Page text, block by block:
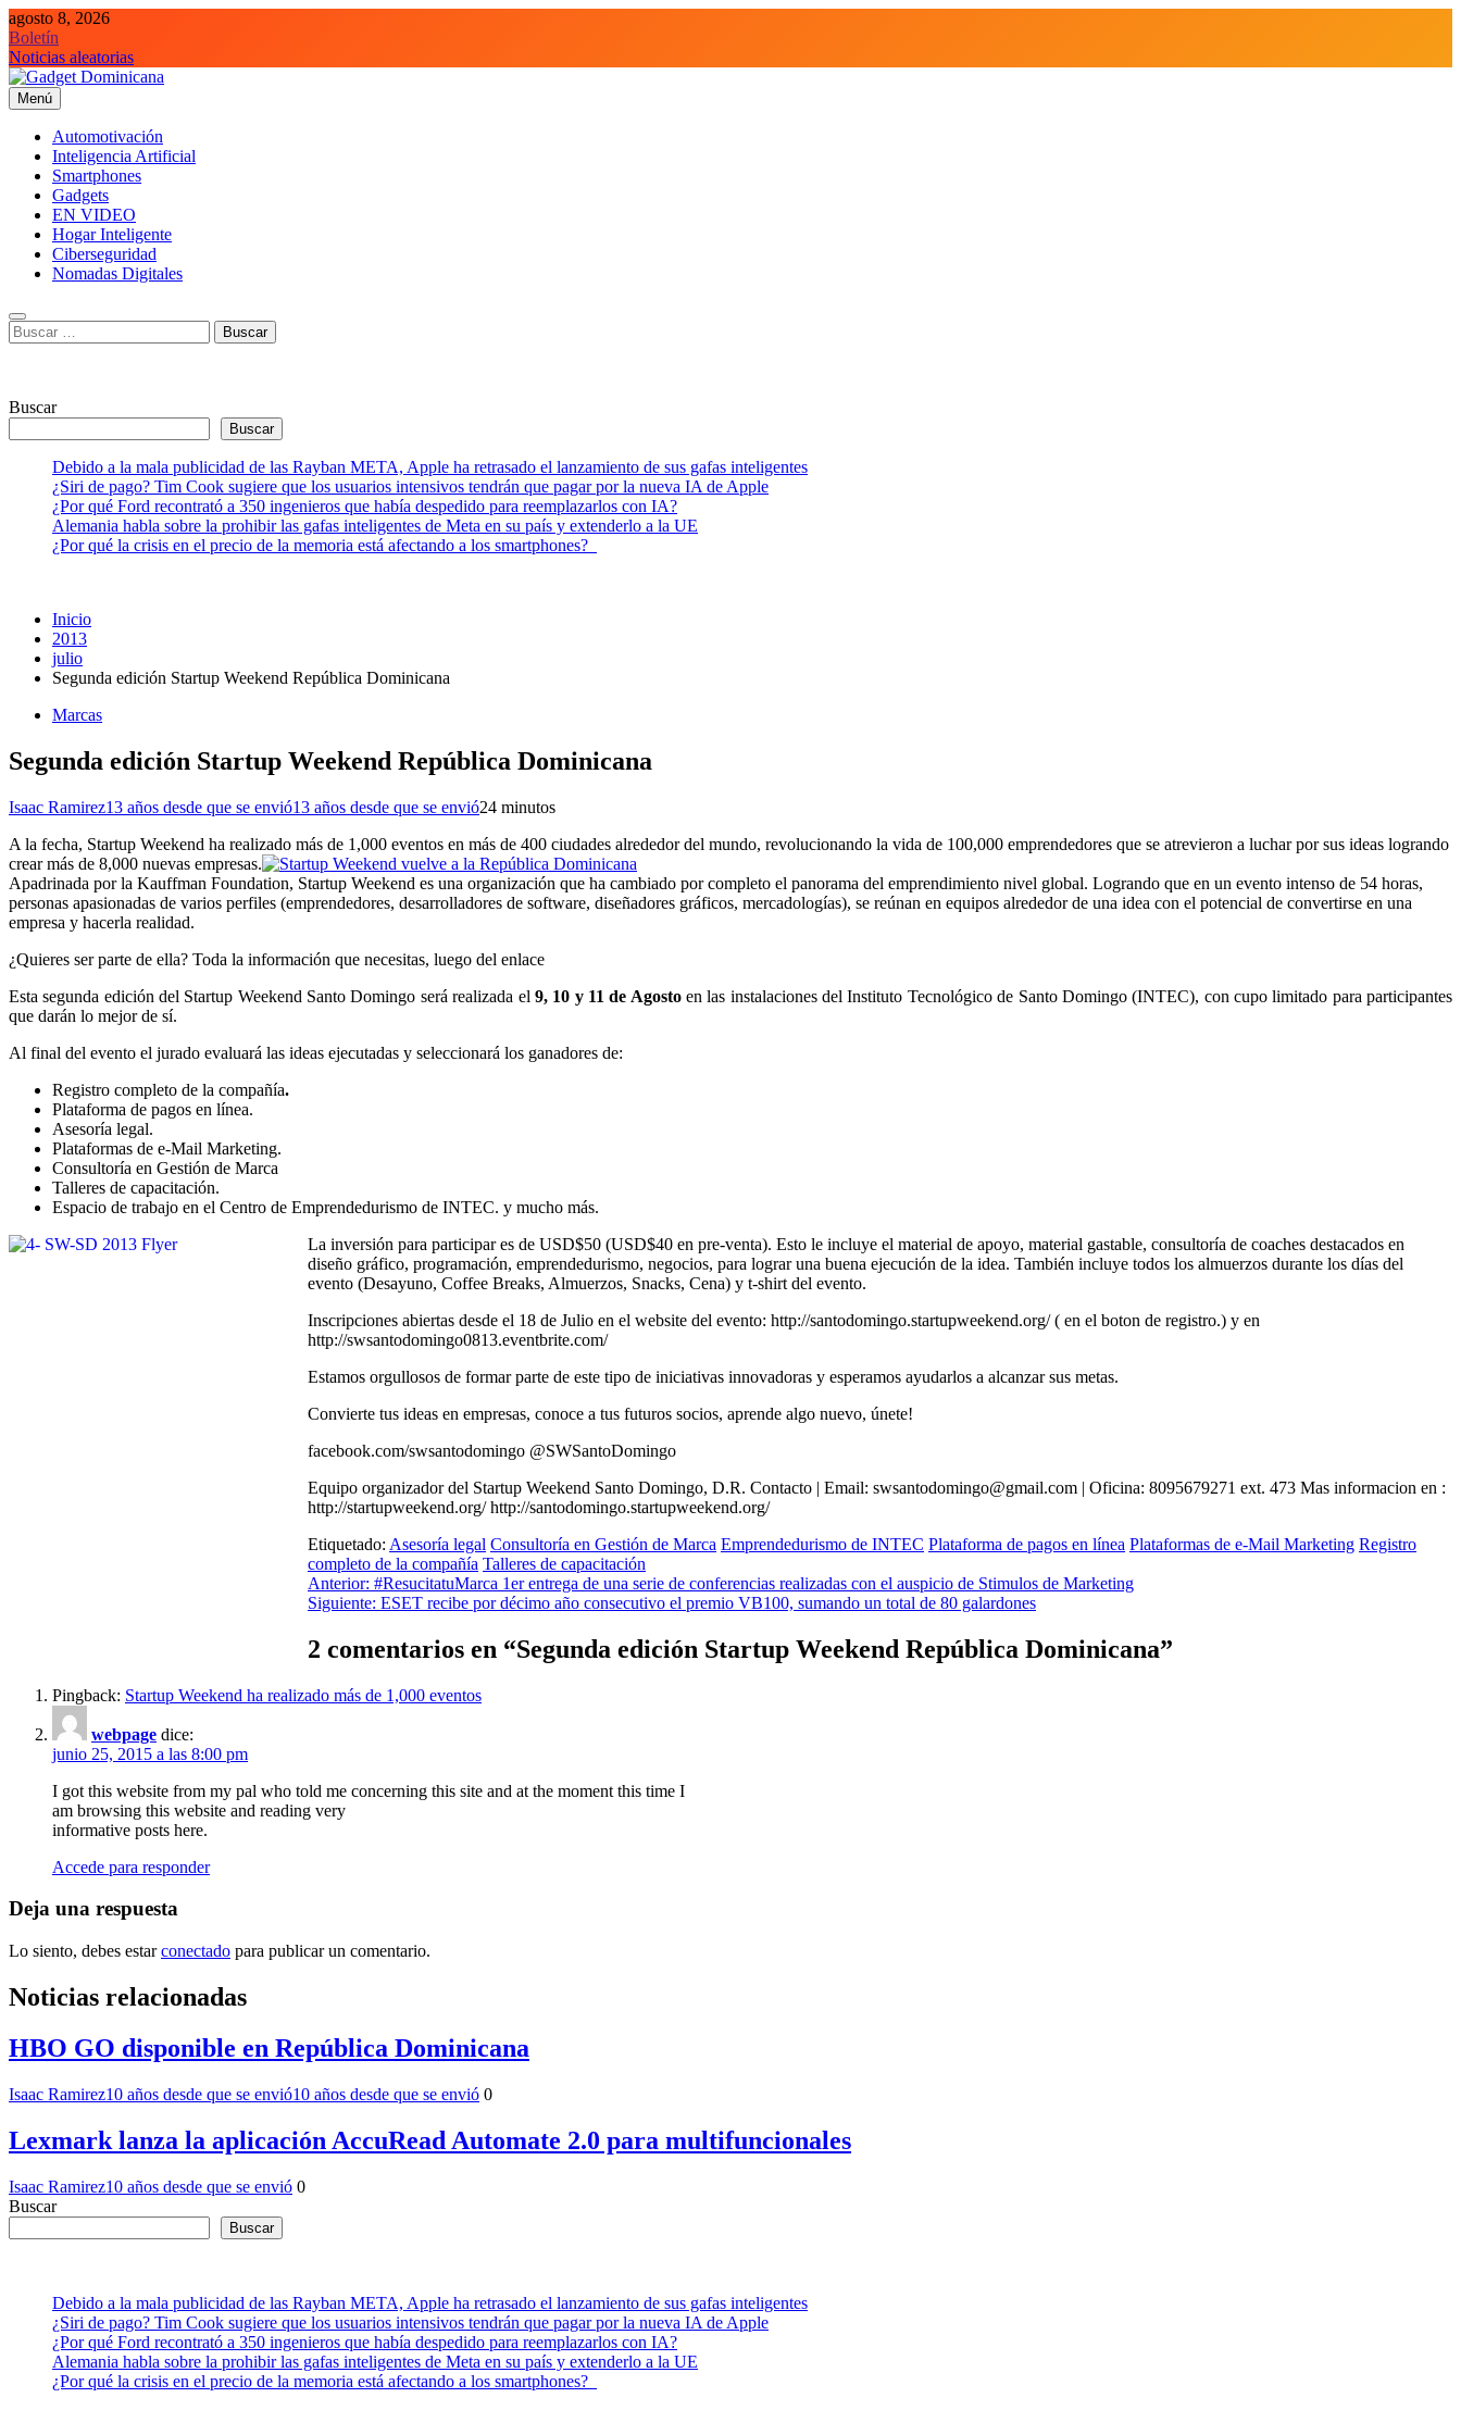
Saltar
al
contenido
agosto 8, 2026
Boletín
Noticias aleatorias
Gadget Dominicana
Gadgets, Autos y Tecnología de consumo
Menú
Automotivación
Inteligencia Artificial
Smartphones
Gadgets
EN VIDEO
Hogar Inteligente
Ciberseguridad
Nomadas Digitales
Buscar:
Buscar
Buscar
Debido a la mala publicidad de las Rayban META, Apple ha retrasado el lanzamiento de sus gafas inteligentes
¿Siri de pago? Tim Cook sugiere que los usuarios intensivos tendrán que pagar por la nueva IA de Apple
¿Por qué Ford recontrató a 350 ingenieros que había despedido para reemplazarlos con IA?
Alemania habla sobre la prohibir las gafas inteligentes de Meta en su país y extenderlo a la UE
¿Por qué la crisis en el precio de la memoria está afectando a los smartphones?
Inicio
2013
julio
Segunda edición Startup Weekend República Dominicana
Marcas
Segunda edición Startup Weekend República Dominicana
Isaac Ramirez13 años desde que se envió13 años desde que se envió24 minutos
A la fecha, Startup Weekend ha realizado más de 1,000 eventos en más de 400 ciudades alrededor del mundo, revolucionando la vida de 100,000 emprendedores que se atrevieron a luchar por sus ideas logrando
crear más de 8,000 nuevas empresas.
Apadrinada por la Kauffman Foundation, Startup Weekend es una organización que ha cambiado por completo el panorama del emprendimiento nivel global. Logrando que en un evento intenso de 54 horas,
personas apasionadas de varios perfiles (emprendedores, desarrolladores de software, diseñadores gráficos, mercadologías), se reúnan en equipos alrededor de una idea con el potencial de convertirse en una
empresa y hacerla realidad.
¿Quieres ser parte de ella? Toda la información que necesitas, luego del enlace
Esta segunda edición del Startup Weekend Santo Domingo será realizada el 9, 10 y 11 de Agostoen las instalaciones del Instituto Tecnológico de Santo Domingo (INTEC), con cupo limitado para participantes
que darán lo mejor de sí.
Al final del evento el jurado evaluará las ideas ejecutadas y seleccionará los ganadores de:
Registro completo de la compañía.
Plataforma de pagos en línea.
Asesoría legal.
Plataformas de e‐Mail Marketing.
Consultoría en Gestión de Marca
Talleres de capacitación.
Espacio de trabajo en el Centro de Emprendedurismo de INTEC. y mucho más.
La inversión para participar es de USD$50 (USD$40 en pre‐venta). Esto le incluye el material de apoyo, material gastable, consultoría de coaches destacados en
diseño gráfico, programación, emprendedurismo, negocios, para lograr una buena ejecución de la idea. También incluye todos los almuerzos durante los días del
evento (Desayuno, Coffee Breaks, Almuerzos, Snacks, Cena) y t‐shirt del evento.
Inscripciones abiertas desde el 18 de Julio en el website del evento: http://santodomingo.startupweekend.org/ ( en el boton de registro.) y en
http://swsantodomingo0813.eventbrite.com/
Estamos orgullosos de formar parte de este tipo de iniciativas innovadoras y esperamos ayudarlos a alcanzar sus metas.
Convierte tus ideas en empresas, conoce a tus futuros socios, aprende algo nuevo, únete!
facebook.com/swsantodomingo @SWSantoDomingo
Equipo organizador del Startup Weekend Santo Domingo, D.R. Contacto | Email: swsantodomingo@gmail.com | Oficina: 8095679271 ext. 473 Mas informacion en :
http://startupweekend.org/ http://santodomingo.startupweekend.org/
Etiquetado: Asesoría legal Consultoría en Gestión de Marca Emprendedurismo de INTEC Plataforma de pagos en línea Plataformas de e‐Mail Marketing Registro
completo de la compañía Talleres de capacitación
Anterior: #ResucitatuMarca 1er entrega de una serie de conferencias realizadas con el auspicio de Stimulos de Marketing
Siguiente: ESET recibe por décimo año consecutivo el premio VB100, sumando un total de 80 galardones
2 comentarios en “Segunda edición Startup Weekend República Dominicana”
Pingback: Startup Weekend ha realizado más de 1,000 eventos
webpage dice:
junio 25, 2015 a las 8:00 pm
I got this website from my pal who told me concerning this site and at the moment this time I
am browsing this website and reading very
informative posts here.
Accede para responder
Deja una respuesta
Lo siento, debes estarconectado para publicar un comentario.
Noticias relacionadas
HBO GO disponible en República Dominicana
Isaac Ramirez10 años desde que se envió10 años desde que se envió 0
Lexmark lanza la aplicación AccuRead Automate 2.0 para multifuncionales
Isaac Ramirez10 años desde que se envió 0
Buscar
Buscar
Debido a la mala publicidad de las Rayban META, Apple ha retrasado el lanzamiento de sus gafas inteligentes
¿Siri de pago? Tim Cook sugiere que los usuarios intensivos tendrán que pagar por la nueva IA de Apple
¿Por qué Ford recontrató a 350 ingenieros que había despedido para reemplazarlos con IA?
Alemania habla sobre la prohibir las gafas inteligentes de Meta en su país y extenderlo a la UE
¿Por qué la crisis en el precio de la memoria está afectando a los smartphones?